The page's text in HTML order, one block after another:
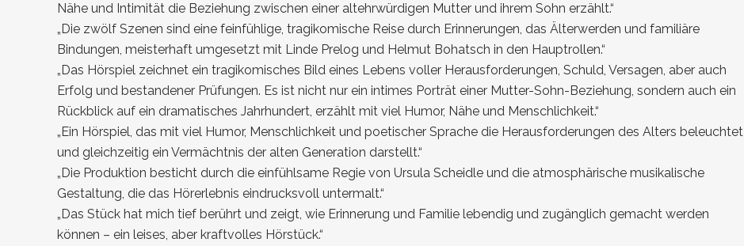
Nähe und Intimität die Beziehung zwischen einer altehrwürdigen Mutter und ihrem Sohn erzählt.“
„Die zwölf Szenen sind eine feinfühlige, tragikomische Reise durch Erinnerungen, das Älterwerden und familiäre
Bindungen, meisterhaft umgesetzt mit Linde Prelog und Helmut Bohatsch in den Hauptrollen.“
„Das Hörspiel zeichnet ein tragikomisches Bild eines Lebens voller Herausforderungen, Schuld, Versagen, aber auch
Erfolg und bestandener Prüfungen. Es ist nicht nur ein intimes Porträt einer Mutter-Sohn-Beziehung, sondern auch ein
Rückblick auf ein dramatisches Jahrhundert, erzählt mit viel Humor, Nähe und Menschlichkeit.“
„Ein Hörspiel, das mit viel Humor, Menschlichkeit und poetischer Sprache die Herausforderungen des Alters beleuchtet
und gleichzeitig ein Vermächtnis der alten Generation darstellt.“
„Die Produktion besticht durch die einfühlsame Regie von Ursula Scheidle und die atmosphärische musikalische
Gestaltung, die das Hörerlebnis eindrucksvoll untermalt.“
„Das Stück hat mich tief berührt und zeigt, wie Erinnerung und Familie lebendig und zugänglich gemacht werden
können – ein leises, aber kraftvolles Hörstück.“